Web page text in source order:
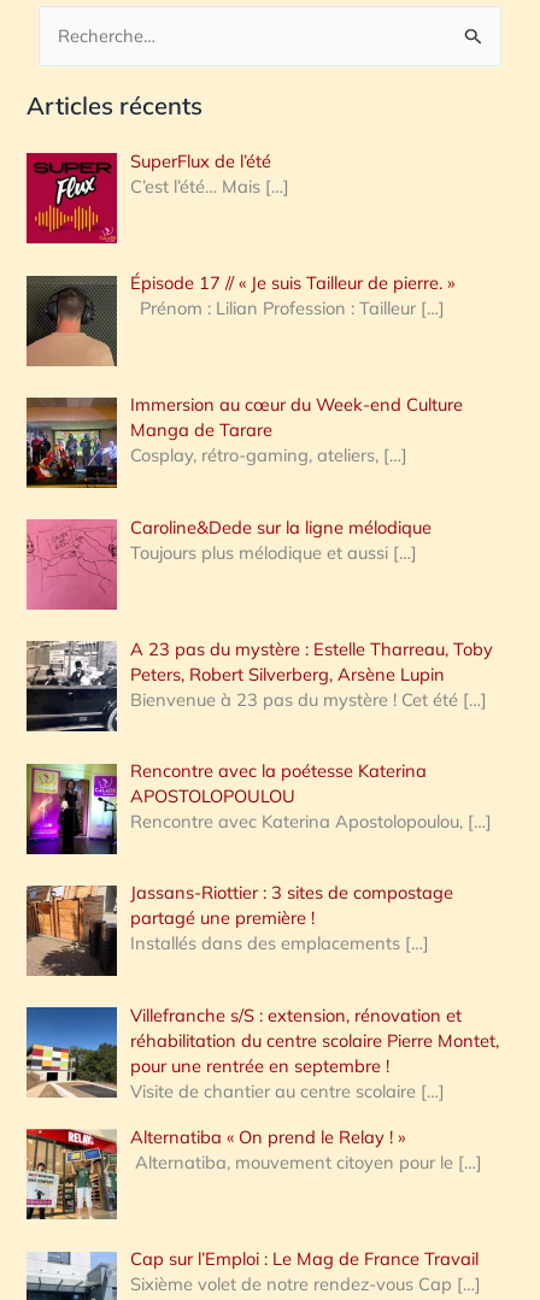
c
e
r
c
h
e
:
Articles récents
SuperFlux de l’été
C’est l’été… Mais […]
Épisode 17 // « Je suis Tailleur de pierre. »
Prénom : Lilian Profession : Tailleur […]
Immersion au cœur du Week-end Culture
Manga de Tarare
Cosplay, rétro-gaming, ateliers, […]
Caroline&Dede sur la ligne mélodique
Toujours plus mélodique et aussi […]
A 23 pas du mystère : Estelle Tharreau, Toby
Peters, Robert Silverberg, Arsène Lupin
Bienvenue à 23 pas du mystère ! Cet été […]
Rencontre avec la poétesse Katerina
APOSTOLOPOULOU
Rencontre avec Katerina Apostolopoulou, […]
Jassans-Riottier : 3 sites de compostage
partagé une première !
Installés dans des emplacements […]
Villefranche s/S : extension, rénovation et
réhabilitation du centre scolaire Pierre Montet,
pour une rentrée en septembre !
Visite de chantier au centre scolaire […]
Alternatiba « On prend le Relay ! »
Alternatiba, mouvement citoyen pour le […]
Cap sur l’Emploi : Le Mag de France Travail
Sixième volet de notre rendez-vous Cap […]